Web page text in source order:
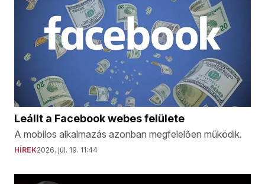
Leállt a Facebook webes felülete
A mobilos alkalmazás azonban megfelelően működik.
HÍREK2026. júl. 19. 11:44